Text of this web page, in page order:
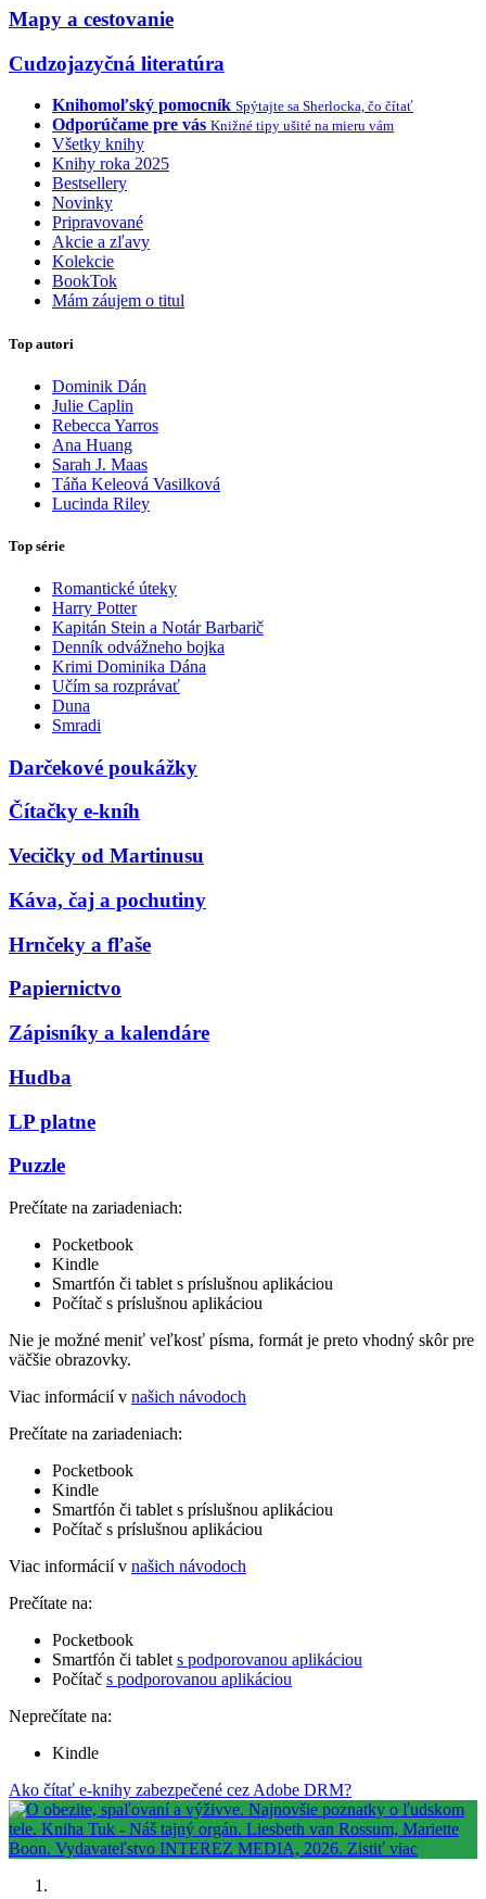
Mapy a cestovanie
Cudzojazyčná literatúra
Knihomoľský pomocník Spýtajte sa Sherlocka, čo čítať
Odporúčame pre vás Knižné tipy ušité na mieru vám
Všetky knihy
Knihy roka 2025
Bestsellery
Novinky
Pripravované
Akcie a zľavy
Kolekcie
BookTok
Mám záujem o titul
Top autori
Dominik Dán
Julie Caplin
Rebecca Yarros
Ana Huang
Sarah J. Maas
Táňa Keleová Vasilková
Lucinda Riley
Top série
Romantické úteky
Harry Potter
Kapitán Stein a Notár Barbarič
Denník odvážneho bojka
Krimi Dominika Dána
Učím sa rozprávať
Duna
Smradi
Darčekové poukážky
Čítačky e-kníh
Vecičky od Martinusu
Káva, čaj a pochutiny
Hrnčeky a fľaše
Papiernictvo
Zápisníky a kalendáre
Hudba
LP platne
Puzzle
Prečítate na zariadeniach:
Pocketbook
Kindle
Smartfón či tablet s príslušnou aplikáciou
Počítač s príslušnou aplikáciou
Nie je možné meniť veľkosť písma, formát je preto vhodný skôr pre
väčšie obrazovky.
Viac informácií v našich návodoch
Prečítate na zariadeniach:
Pocketbook
Kindle
Smartfón či tablet s príslušnou aplikáciou
Počítač s príslušnou aplikáciou
Viac informácií v našich návodoch
Prečítate na:
Pocketbook
Smartfón či tablet s podporovanou aplikáciou
Počítač s podporovanou aplikáciou
Neprečítate na:
Kindle
Ako čítať e-knihy zabezpečené cez Adobe DRM?